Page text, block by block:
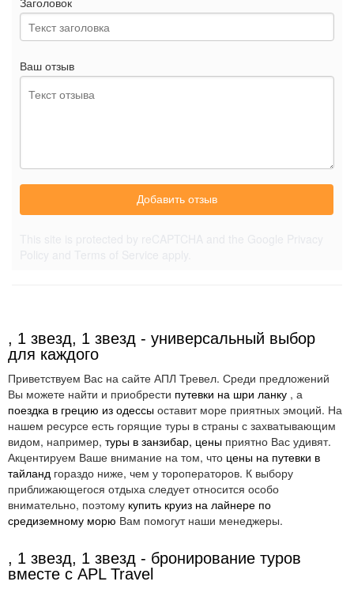
Заголовок
Ваш отзыв
Добавить отзыв
, 1 звезд, 1 звезд - универсальный выбор
для каждого
Приветствуем Вас на сайте АПЛ Тревел. Среди предложений
Вы можете найти и приобрести путевки на шри ланку , а
поездка в грецию из одессы оставит море приятных эмоций. На
нашем ресурсе есть горящие туры в страны с захватывающим
видом, например, туры в занзибар, цены приятно Вас удивят.
Акцентируем Ваше внимание на том, что цены на путевки в
тайланд гораздо ниже, чем у тороператоров. К выбору
приближающегося отдыха следует относится особо
внимательно, поэтому купить круиз на лайнере по
средиземному морю Вам помогут наши менеджеры.
, 1 звезд, 1 звезд - бронирование туров
вместе с APL Travel